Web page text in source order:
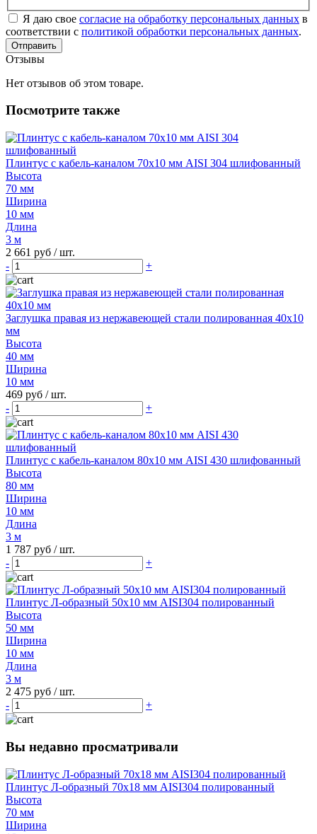
Я даю свое согласие на обработку персональных данных в
соответствии с политикой обработки персональных данных.
Отправить
Отзывы
Нет отзывов об этом товаре.
Посмотрите также
Плинтус с кабель-каналом 70х10 мм AISI 304 шлифованный
Высота
70 мм
Ширина
10 мм
Длина
3 м
2 661 руб / шт.
-
+
Заглушка правая из нержавеющей стали полированная 40х10
мм
Высота
40 мм
Ширина
10 мм
469 руб / шт.
-
+
Плинтус с кабель-каналом 80х10 мм AISI 430 шлифованный
Высота
80 мм
Ширина
10 мм
Длина
3 м
1 787 руб / шт.
-
+
Плинтус Л-образный 50х10 мм AISI304 полированный
Высота
50 мм
Ширина
10 мм
Длина
3 м
2 475 руб / шт.
-
+
Вы недавно просматривали
Плинтус Л-образный 70х18 мм AISI304 полированный
Высота
70 мм
Ширина